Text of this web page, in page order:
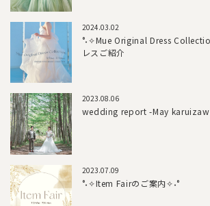
2024.03.02
°˖✧Mue Original Dress
レスご紹介
2023.08.06
wedding report -May
2023.07.09
°˖✧Item Fairのご案内✧˖°